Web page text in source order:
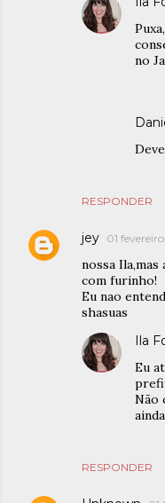
RESPONDER
no
jey 01
nossa
com furinho!
Eu nao
shasuas
RESPONDER
Ila
Eu
Não